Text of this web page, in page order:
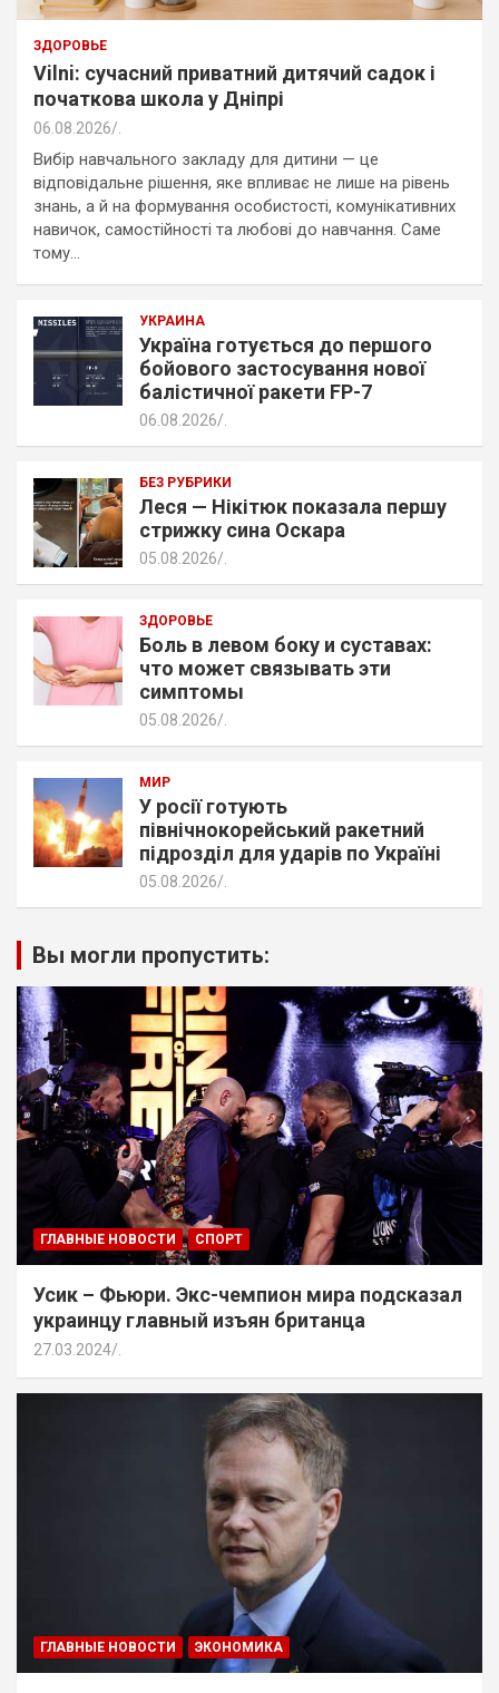
ЗДОРОВЬЕ
Vilni: сучасний приватний дитячий садок і
початкова школа у Дніпрі
06.08.2026
Вибір навчального закладу для дитини — це
відповідальне рішення, яке впливає не лише на рівень
знань, а й на формування особистості, комунікативних
навичок, самостійності та любові до навчання. Саме
тому…
УКРАИНА
Україна готується до першого
бойового застосування нової
балістичної ракети FP-7
06.08.2026
БЕЗ РУБРИКИ
Леся — Нікітюк показала першу
стрижку сина Оскара
05.08.2026
ЗДОРОВЬЕ
Боль в левом боку и суставах:
что может связывать эти
симптомы
05.08.2026
МИР
У росії готують
північнокорейський ракетний
підрозділ для ударів по Україні
05.08.2026
Вы могли пропустить:
ГЛАВНЫЕ НОВОСТИ СПОРТ
Усик – Фьюри. Экс-чемпион мира подсказал
украинцу главный изъян британца
27.03.2024 .
ГЛАВНЫЕ НОВОСТИ ЭКОНОМИКА